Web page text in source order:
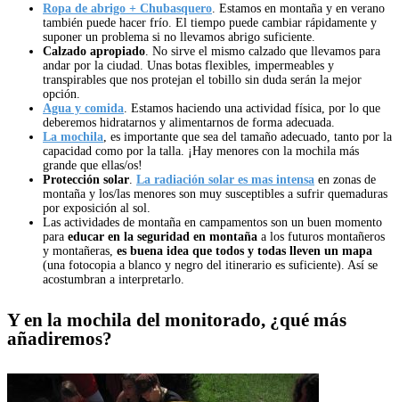
Ropa de abrigo + Chubasquero . Estamos en montaña y en verano
también puede hacer frío. El tiempo puede cambiar rápidamente y
suponer un problema si no llevamos abrigo suficiente.
Calzado apropiado . No sirve el mismo calzado que llevamos para
andar por la ciudad. Unas botas flexibles, impermeables y
transpirables que nos protejan el tobillo sin duda serán la mejor
opción.
Agua y comida . Estamos haciendo una actividad física, por lo que
deberemos hidratarnos y alimentarnos de forma adecuada.
La mochila , es importante que sea del tamaño adecuado, tanto por la
capacidad como por la talla. ¡Hay menores con la mochila más
grande que ellas/os!
Protección solar La radiación solar es mas intensa en zonas de
montaña y los/las menores son muy susceptibles a sufrir quemaduras
por exposición al sol.
Las actividades de montaña en campamentos son un buen momento
para educar en la seguridad en montaña a los futuros montañeros
y montañeras, es buena idea que todos y todas lleven un mapa
(una fotocopia a blanco y negro del itinerario es suficiente). Así se
acostumbran a interpretarlo.
Y en la mochila del monitorado, ¿qué más
añadiremos?